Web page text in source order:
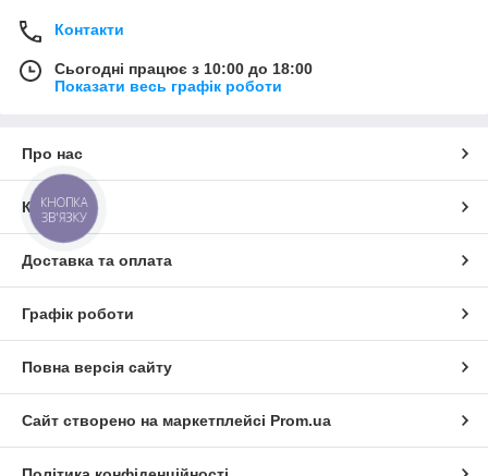
Контакти
Сьогодні працює з 10:00 до 18:00
Показати весь графік роботи
Про нас
Контакти
Доставка та оплата
Графік роботи
Повна версія сайту
Сайт створено на маркетплейсі Prom.ua
КНОПКА
ЗВ'ЯЗКУ